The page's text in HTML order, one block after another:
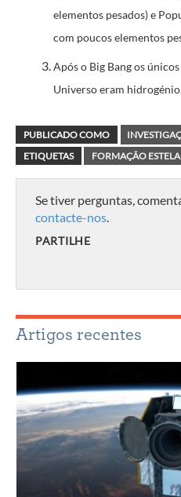
elementos pesados) e
com poucos elementos
Após o Big Bang os
Universo eram
PUBLICADO COMO
ETIQUETAS
FORMAÇÃO
Se tiver perguntas,
contacte-nos
PARTILHE
Artigos recentes